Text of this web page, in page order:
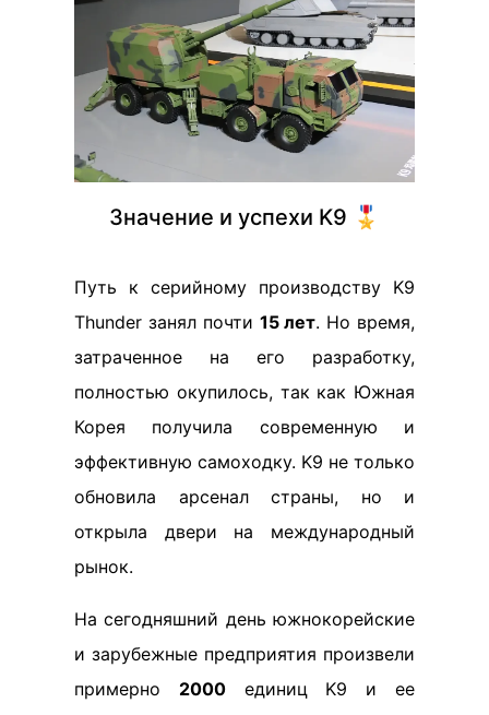
Значение и успехи K9 🎖️
Путь к серийному производству K9
Thunder занял почти 15 лет. Но время,
затраченное на его разработку,
полностью окупилось, так как Южная
Корея получила современную и
эффективную самоходку. K9 не только
обновила арсенал страны, но и
открыла двери на международный
рынок.
На сегодняшний день южнокорейские
и зарубежные предприятия произвели
примерно 2000единиц K9 и ее